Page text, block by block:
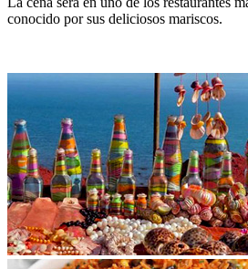
conocido por sus deliciosos mariscos.